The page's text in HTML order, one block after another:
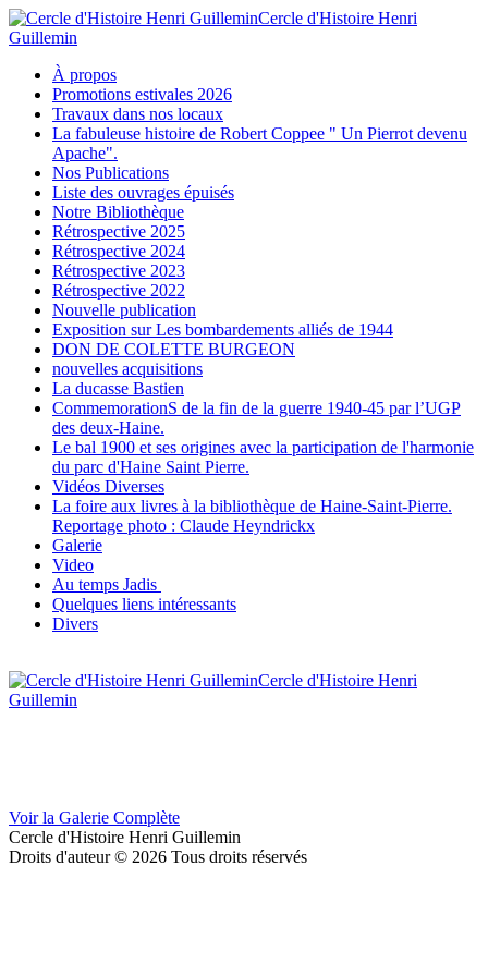
Cercle d'Histoire Henri
Guillemin
À propos
Promotions estivales 2026
Travaux dans nos locaux
La fabuleuse histoire de Robert Coppee " Un Pierrot devenu
Apache".
Nos Publications
Liste des ouvrages épuisés
Notre Bibliothèque
Rétrospective 2025
Rétrospective 2024
Rétrospective 2023
Rétrospective 2022
Nouvelle publication
Exposition sur Les bombardements alliés de 1944
DON DE COLETTE BURGEON
nouvelles acquisitions
La ducasse Bastien
CommemorationS de la fin de la guerre 1940-45 par l’UGP
des deux-Haine.
Le bal 1900 et ses origines avec la participation de l'harmonie
du parc d'Haine Saint Pierre.
Vidéos Diverses
La foire aux livres à la bibliothèque de Haine-Saint-Pierre.
Reportage photo : Claude Heyndrickx
Galerie
Video
Au temps Jadis
Quelques liens intéressants
Divers
Cercle d'Histoire Henri
Guillemin
Voir la Galerie Complète
Cercle d'Histoire Henri Guillemin
Droits d'auteur © 2026 Tous droits réservés